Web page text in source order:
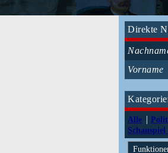
Direkte
Vorname
Alle |